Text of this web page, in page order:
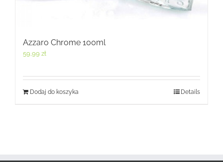
Azzaro Chrome 100ml
59,99 zł
Dodaj do koszyka Details